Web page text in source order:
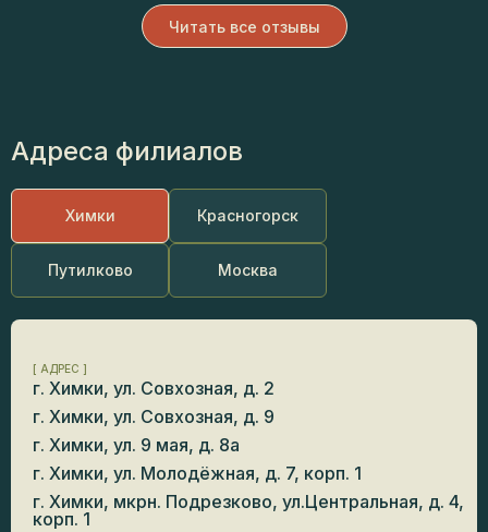
Читать все отзывы
Адреса филиалов
Химки Красногорск
Путилково Москва
[ АДРЕС ]
г. Химки, ул. Совхозная, д. 2
г. Химки, ул. Совхозная, д. 9
г. Химки, ул. 9 мая, д. 8а
г. Химки, ул. Молодёжная, д. 7, корп. 1
г. Химки, мкрн. Подрезково, ул.Центральная, д. 4,
корп. 1